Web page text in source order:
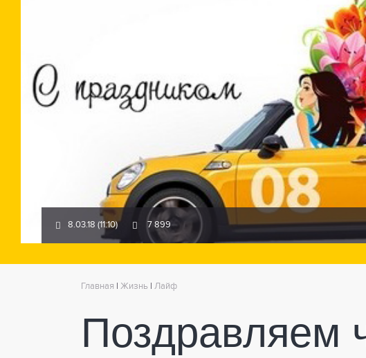
8.03.18 (11:10) 7 899
Главная Жизнь Лайф
Поздравляем